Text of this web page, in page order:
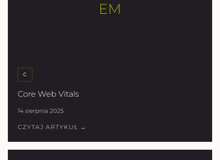
EM
C
Core Web Vitals
14 sierpnia 2025
CZYTAJ ARTYKUŁ →